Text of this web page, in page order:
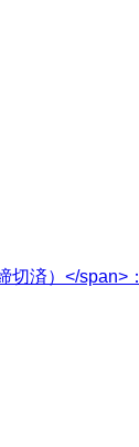
済）</span>：